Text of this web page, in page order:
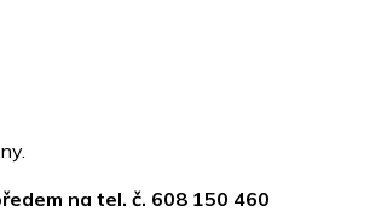
na tel. č. 608 150 460